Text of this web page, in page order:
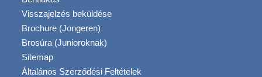
Visszajelzés beküldése
Brochure (Jongeren)
Brosúra (Junioroknak)
Sitemap
Általános Szerződési Feltételek